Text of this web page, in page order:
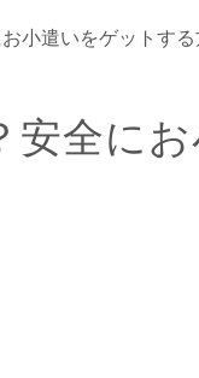
小遣いをゲットす
安全にお